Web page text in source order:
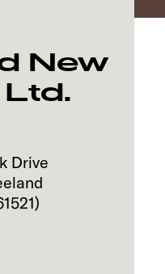
New
Drive
)